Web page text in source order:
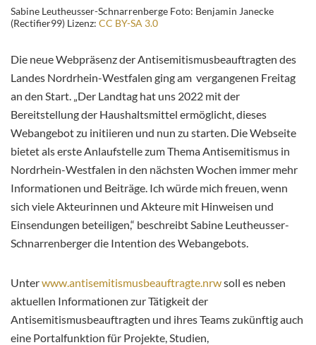
Sabine Leutheusser-Schnarrenberge Foto: Benjamin Janecke
(Rectifier99) Lizenz: CC BY-SA 3.0
Die neue Webpräsenz der Antisemitismusbeauftragten des
Landes Nordrhein-Westfalen ging am vergangenen Freitag
an den Start. „Der Landtag hat uns 2022 mit der
Bereitstellung der Haushaltsmittel ermöglicht, dieses
Webangebot zu initiieren und nun zu starten. Die Webseite
bietet als erste Anlaufstelle zum Thema Antisemitismus in
Nordrhein-Westfalen in den nächsten Wochen immer mehr
Informationen und Beiträge. Ich würde mich freuen, wenn
sich viele Akteurinnen und Akteure mit Hinweisen und
Einsendungen beteiligen,“ beschreibt Sabine Leutheusser-
Schnarrenberger die Intention des Webangebots.
Unterwww.antisemitismusbeauftragte.nrwsoll es neben
aktuellen Informationen zur Tätigkeit der
Antisemitismusbeauftragten und ihres Teams zukünftig auch
eine Portalfunktion für Projekte, Studien,